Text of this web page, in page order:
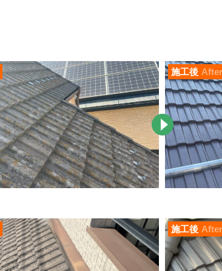
施工後 After
施工後 After